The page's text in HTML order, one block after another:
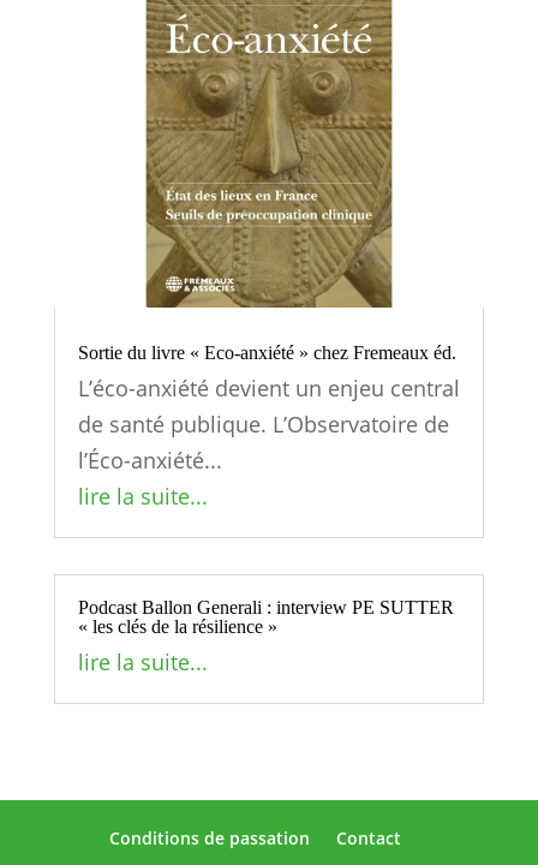
Sortie du livre « Eco-anxiété » chez Fremeaux éd.
L’éco-anxiété devient un enjeu central
de santé publique. L’Observatoire de
l’Éco-anxiété...
lire la suite...
Podcast Ballon Generali : interview PE SUTTER
« les clés de la résilience »
lire la suite...
Conditions de passation
Contact